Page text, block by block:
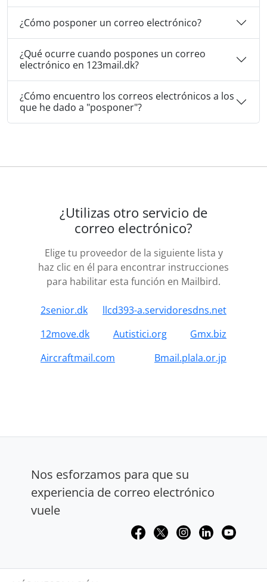
¿Cómo posponer un correo electrónico?
¿Qué ocurre cuando pospones un correo
electrónico en 123mail.dk?
¿Cómo encuentro los correos electrónicos a los
que he dado a "posponer"?
¿Utilizas otro servicio de
correo electrónico?
Elige tu proveedor de la siguiente lista y
haz clic en él para encontrar instrucciones
para habilitar esta función en Mailbird.
2senior.dk
llcd393-a.servidoresdns.net
12move.dk
Autistici.org
Gmx.biz
Aircraftmail.com
Bmail.plala.or.jp
Nos esforzamos para que su
experiencia de correo electrónico
vuele